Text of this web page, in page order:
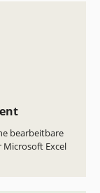
bearbeitbare
Microsoft Excel